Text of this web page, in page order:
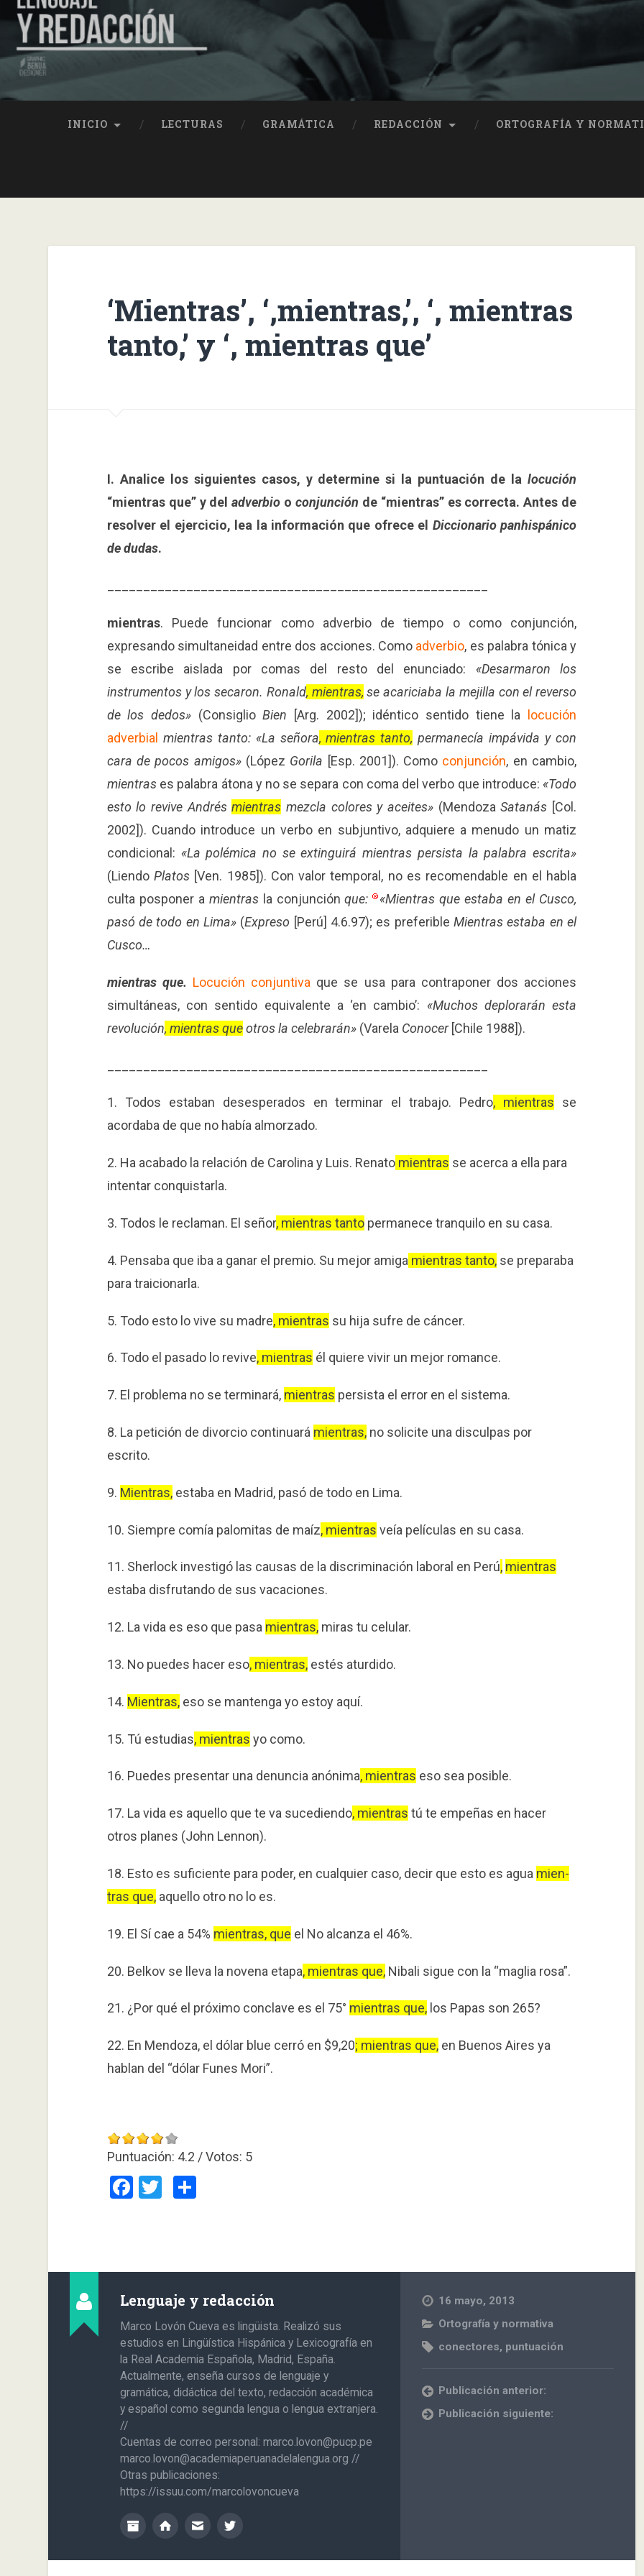
INICIO LECTURAS GRAMÁTICA REDACCIÓN ORTOGRAFÍA Y
‘Mientras’, ‘,mientras,’, ‘, mientras
tanto,’ y ‘, mientras que’
I. Analice los siguientes casos, y determine si la puntuación de lalocución
“mientras que” y deladverbio o conjunción de “mientras” es correcta. Antes de
resolver el ejercicio, lea la información que ofrece el Diccionario panhispánico
de dudas.
mientras.
Puede funcionar como adverbio de tiempo o como conjunción,
expresando simultaneidad entre dos acciones. Como adverbio, es palabra tónica y
se escribe aislada por comas del resto del enunciado: «Desarmaron los
instrumentos y los secaron. Ronald, mientras, se acariciaba la mejilla con el reverso
de los dedos» (ConsiglioBien [Arg. 2002]); idéntico sentido tiene la
locución
adverbial mientras tanto: «La señora, mientras tanto, permanecía impávida y con
cara de pocos amigos»(López Gorila [Esp. 2001]). Como conjunción, en cambio,
mientrases palabra átona y no se separa con coma del verbo que introduce: «Todo
esto lo revive Andrésmientras mezcla colores y aceites» (MendozaSatanás [Col.
2002]). Cuando introduce un verbo en subjuntivo, adquiere a menudo un matiz
condicional: «La polémica no se extinguirá mientras persista la palabra escrita»
(LiendoPlatos [Ven. 1985]). Con valor temporal, no es recomendable en el habla
culta posponer a mientrasla conjunciónque: «Mientrasque estaba en el Cusco,
pasó de todo en Lima» (Expreso [Perú] 4.6.97); es preferibleMientras estaba en el
Cusco…
mientras que. Locución conjuntiva que se usa para contraponer dos acciones
simultáneas, con sentido equivalente a ‘en cambio’: «Muchos deplorarán esta
revolución, mientras queotros la celebrarán»(Varela Conocer[Chile 1988]).
1. Todos estaban desesperados en terminar el trabajo. Pedro, mientras se
acordaba de que no había almorzado.
2. Ha acabado la relación de Carolina y Luis. Renatomientras se acerca a ella para
intentar conquistarla.
3. Todos le reclaman. El señor, mientras tantopermanece tranquilo en su casa.
4. Pensaba que iba a ganar el premio. Su mejor amiga mientras tanto,se preparaba
para traicionarla.
5. Todo esto lo vive su madre, mientras su hija sufre de cáncer.
6. Todo el pasado lo revive, mientras él quiere vivir un mejor romance.
7. El problema no se terminará, mientras persista el error en el sistema.
8. La petición de divorcio continuará mientras,no solicite una disculpas por
escrito.
9. Mientras, estaba en Madrid, pasó de todo en Lima.
10. Siempre comía palomitas de maíz, mientras veía películas en su casa.
11. Sherlock investigó las causas de la discriminación laboral en Perú, mientras
estaba disfrutando de sus vacaciones.
12. La vida es eso que pasa mientras,miras tu celular.
13. No puedes hacer eso, mientras,estés aturdido.
14. Mientras,eso se mantenga yo estoy aquí.
15. Tú estudias, mientras yo como.
16. Puedes presentar una denuncia anónima, mientras eso sea posible.
17. La vida es aquello que te va sucediendo, mientras tú te empeñas en hacer
otros planes (John Lennon).
18. Esto es suficiente para poder, en cualquier caso, decir que esto es agua mien­
tras que,aquello otro no lo es.
19. El Sí cae a 54% mientras, que el No alcanza el 46%.
20. Belkov se lleva la novena etapa, mientras que,Nibali sigue con la “maglia rosa”.
21. ¿Por qué el próximo conclave es el 75° mientras que,los Papas son 265?
22. En Mendoza, el dólar blue cerró en $9,20; mientras que,en Buenos Aires ya
hablan del “dólar Funes Mori”.
Puntuación: 4.2 / Votos: 5
Facebook
TwitterCompartir
Lenguaje y redacción
Marco Lovón Cueva es lingüista. Realizó sus
estudios en Lingüística Hispánica y Lexicografía en
la Real Academia Española, Madrid, España.
Actualmente, enseña cursos de lenguaje y
gramática, didáctica del texto, redacción académica
y español como segunda lengua o lengua extranjera.
//
Cuentas de correo personal: marco.lovon@pucp.pe
marco.lovon@academiaperuanadelalengua.org //
Otras publicaciones:
https://issuu.com/marcolovoncueva
16 mayo, 2013
Ortografía y normativa
conectores, puntuación
Publicación anterior:
Publicación siguiente: